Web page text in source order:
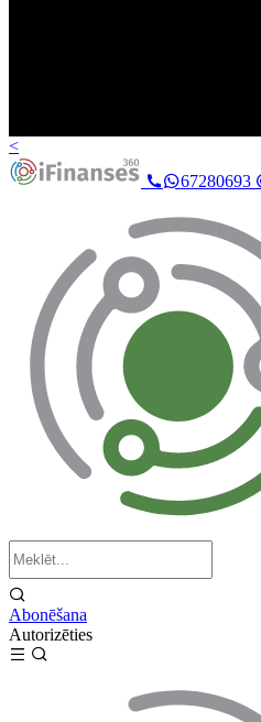
<
67280693
Abonēšana
Autorizēties